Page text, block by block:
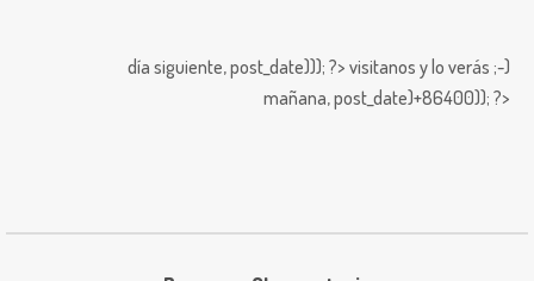
día siguiente,post_date))); ?> visitanos y lo verás ;-)
mañana,post_date)+86400)); ?>